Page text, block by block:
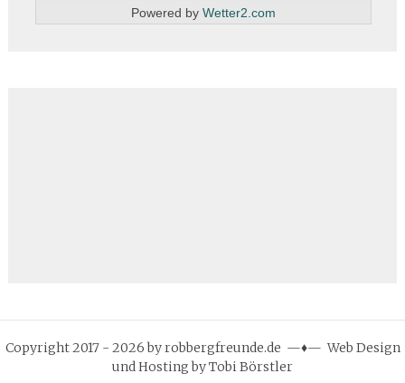
Powered by Wetter2.com
Copyright 2017 - 2026 by robbergfreunde.de —♦— Web Design
und Hosting by Tobi Börstler